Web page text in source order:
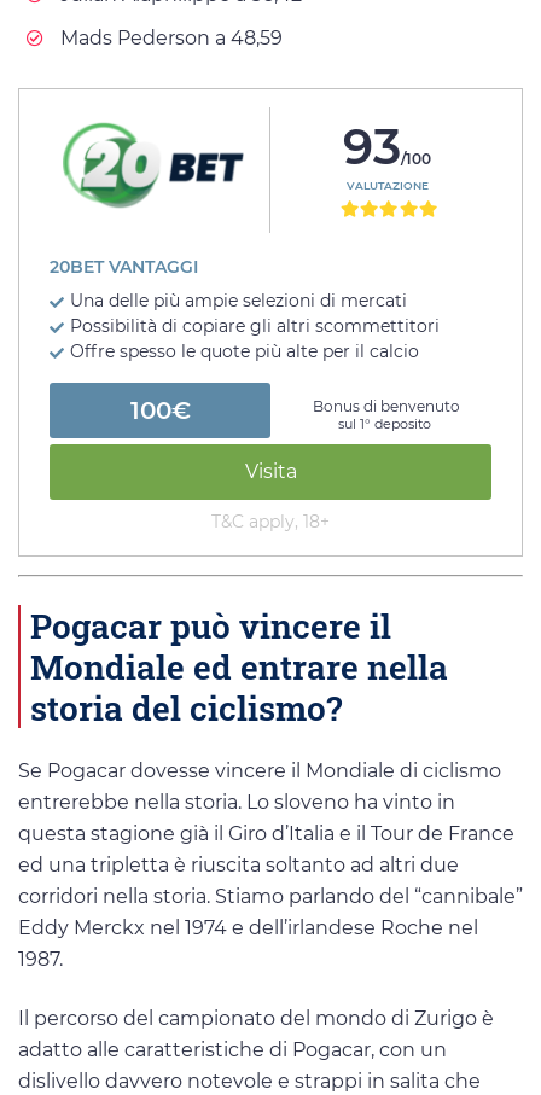
Mads Pederson a 48,59
93/100
VALUTAZIONE
20BET VANTAGGI
Una delle più ampie selezioni di mercati
Possibilità di copiare gli altri scommettitori
Offre spesso le quote più alte per il calcio
100€ Bonus di benvenuto
sul 1° deposito
Visita
T&C apply, 18+
Pogacar può vincere il
Mondiale ed entrare nella
storia del ciclismo?
Se Pogacar dovesse vincere il Mondiale di ciclismo
entrerebbe nella storia. Lo sloveno ha vinto in
questa stagione già il Giro d’Italia e il Tour de France
ed una tripletta è riuscita soltanto ad altri due
corridori nella storia. Stiamo parlando del “cannibale”
Eddy Merckx nel 1974 e dell’irlandese Roche nel
1987.
Il percorso del campionato del mondo di Zurigo è
adatto alle caratteristiche di Pogacar, con un
dislivello davvero notevole e strappi in salita che